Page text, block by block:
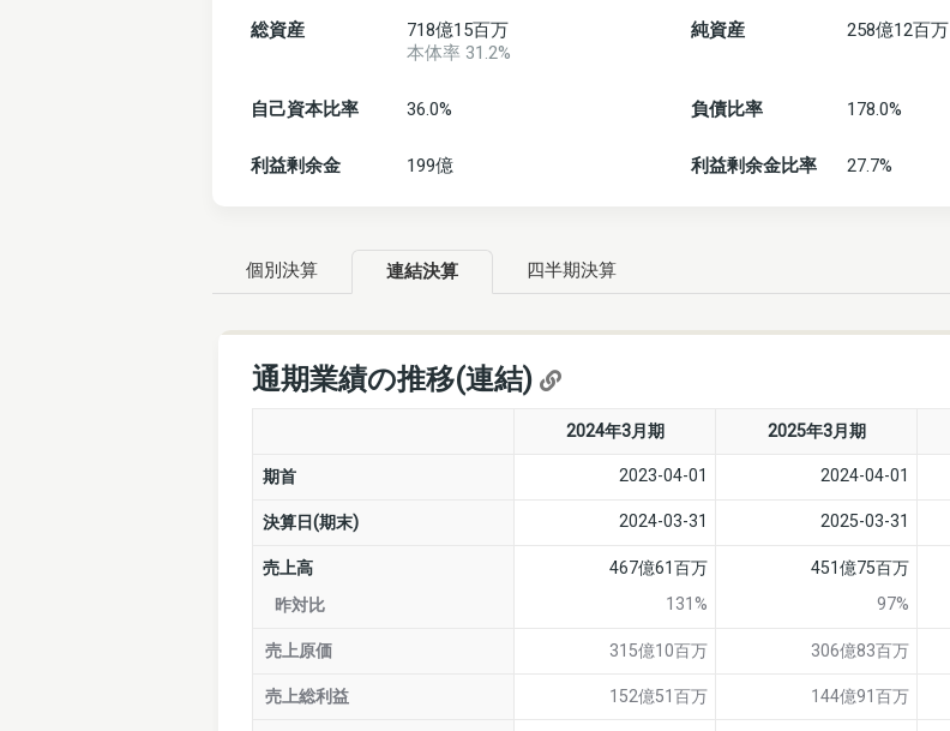
総資産
718億15百万
本体率 31.2%
純資産 258億12百万
自己資本比率 36.0% 負債比率 178.0%
利益剰余金 199億 利益剰余金比率 27.7%
個別決算 連結決算 四半期決算
通期業績の推移(連結)
2024年3月期 2025年3月期
期首 2023-04-01 2024-04-01
決算日(期末) 2024-03-31 2025-03-31
売上高
昨対比
467億61百万
131%
451億75百万
97%
売上原価 315億10百万 306億83百万
売上総利益 152億51百万 144億91百万